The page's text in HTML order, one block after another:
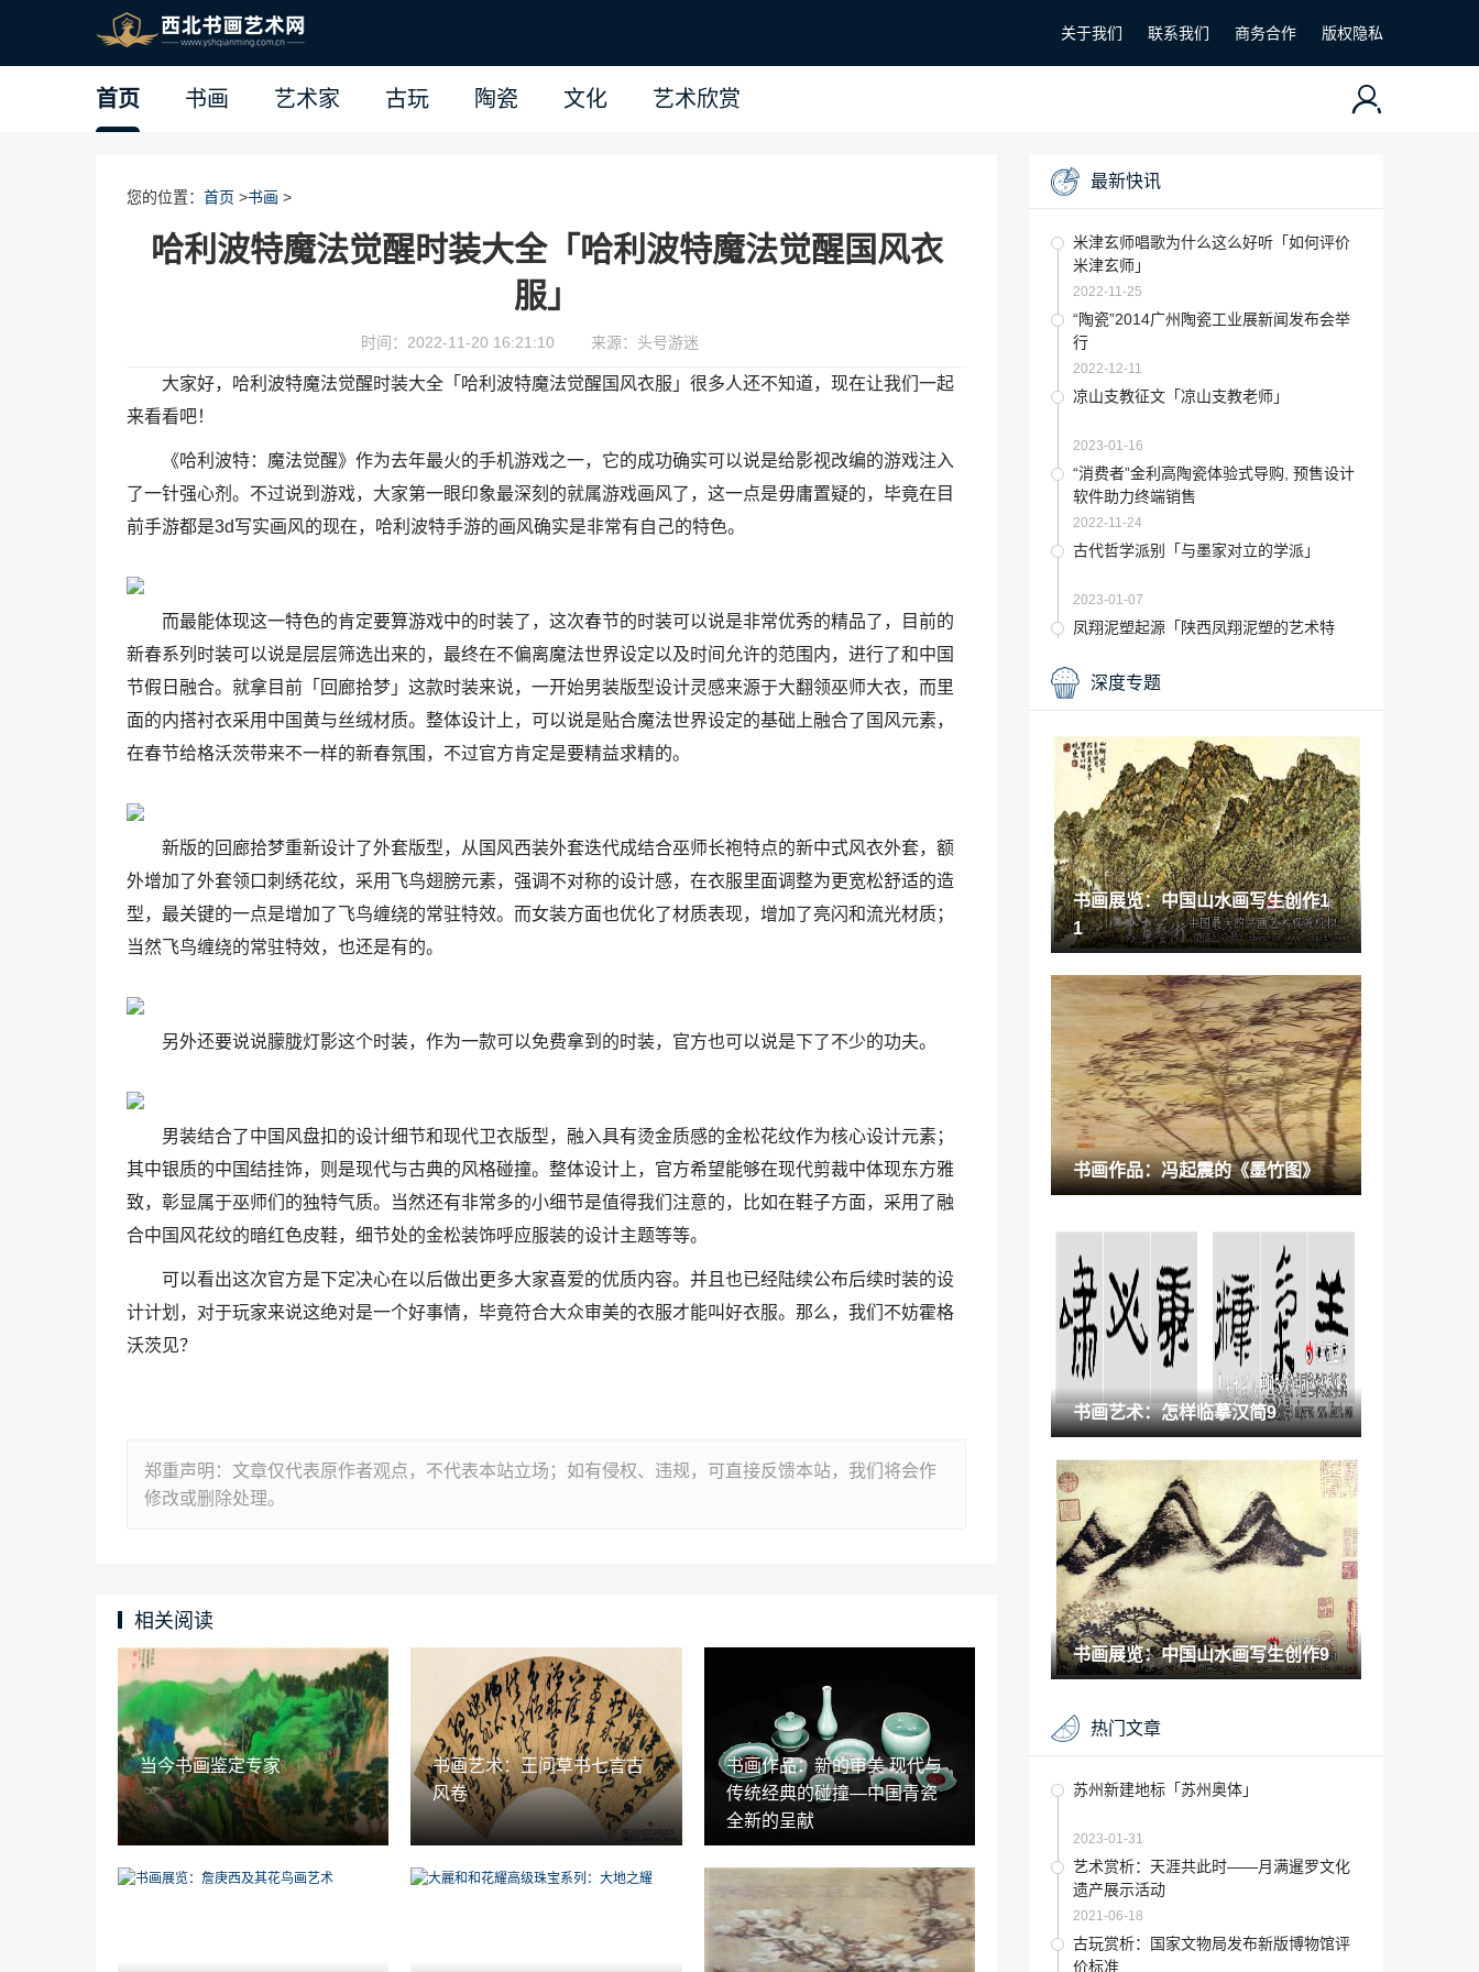
关于我们 联系我们 商务合作 版权隐私
首页 书画 艺术家 古玩 陶瓷 文化 艺术欣赏
您的位置： 首页 >书画 >
哈利波特魔法觉醒时装大全「哈利波特魔法觉醒国风衣
服」
时间：2022-11-20 16:21:10 来源：头号游迷
大家好，哈利波特魔法觉醒时装大全「哈利波特魔法觉醒国风衣服」很多人还不知道，现在让我们一起
来看看吧！
《哈利波特：魔法觉醒》作为去年最火的手机游戏之一，它的成功确实可以说是给影视改编的游戏注入
了一针强心剂。不过说到游戏，大家第一眼印象最深刻的就属游戏画风了，这一点是毋庸置疑的，毕竟在目
前手游都是3d写实画风的现在，哈利波特手游的画风确实是非常有自己的特色。
而最能体现这一特色的肯定要算游戏中的时装了，这次春节的时装可以说是非常优秀的精品了，目前的
新春系列时装可以说是层层筛选出来的，最终在不偏离魔法世界设定以及时间允许的范围内，进行了和中国
节假日融合。就拿目前「回廊拾梦」这款时装来说，一开始男装版型设计灵感来源于大翻领巫师大衣，而里
面的内搭衬衣采用中国黄与丝绒材质。整体设计上，可以说是贴合魔法世界设定的基础上融合了国风元素，
在春节给格沃茨带来不一样的新春氛围，不过官方肯定是要精益求精的。
新版的回廊拾梦重新设计了外套版型，从国风西装外套迭代成结合巫师长袍特点的新中式风衣外套，额
外增加了外套领口刺绣花纹，采用飞鸟翅膀元素，强调不对称的设计感，在衣服里面调整为更宽松舒适的造
型，最关键的一点是增加了飞鸟缠绕的常驻特效。而女装方面也优化了材质表现，增加了亮闪和流光材质；
当然飞鸟缠绕的常驻特效，也还是有的。
另外还要说说朦胧灯影这个时装，作为一款可以免费拿到的时装，官方也可以说是下了不少的功夫。
男装结合了中国风盘扣的设计细节和现代卫衣版型，融入具有烫金质感的金松花纹作为核心设计元素；
其中银质的中国结挂饰，则是现代与古典的风格碰撞。整体设计上，官方希望能够在现代剪裁中体现东方雅
致，彰显属于巫师们的独特气质。当然还有非常多的小细节是值得我们注意的，比如在鞋子方面，采用了融
合中国风花纹的暗红色皮鞋，细节处的金松装饰呼应服装的设计主题等等。
可以看出这次官方是下定决心在以后做出更多大家喜爱的优质内容。并且也已经陆续公布后续时装的设
计计划，对于玩家来说这绝对是一个好事情，毕竟符合大众审美的衣服才能叫好衣服。那么，我们不妨霍格
沃茨见？
郑重声明：文章仅代表原作者观点，不代表本站立场；如有侵权、违规，可直接反馈本站，我们将会作
修改或删除处理。
相关阅读
当今书画鉴定专家
书画艺术：王问草书七言古
风卷
书画作品：新的审美 现代与
传统经典的碰撞—中国青瓷
全新的呈献
最新快讯
米津玄师唱歌为什么这么好听「如何评价
米津玄师」
2022-11-25
“陶瓷”2014广州陶瓷工业展新闻发布会举
行
2022-12-11
凉山支教征文「凉山支教老师」
2023-01-16
“消费者”金利高陶瓷体验式导购, 预售设计
软件助力终端销售
2022-11-24
古代哲学派别「与墨家对立的学派」
2023-01-07
凤翔泥塑起源「陕西凤翔泥塑的艺术特
2022-11-27
2023-01-07
吃起来不甜含糖量高的水果「只要是甜的
都会发胖吗」
2022-12-14
“瓷砖”梦之家瓷砖镇雄旗舰店打造现代美
学典范
2023-09-14
国产民间恐怖游戏烟火「悬疑游戏烟火」
2023-01-23
鉴赏百科：连环画市场潜力大
2021-10-31
美术生集训经验「美术生集训如何快速提
高」
2023-01-05
“色彩”色色瓷砖专注陶瓷色彩的表达,做最
专业的色砖品牌
2021-11-23
黑红色彩设计灵感图「色彩与光的关系」
2022-12-10
“终端”全国终端活动持续上演，尽显宏陶
陶瓷品牌魅力
装修打造精致生活「探索理想社会」
2023-02-06
大渡口艺家人儿童艺术基地「美术作品展
览」
2022-12-07
“空间”鹰牌素奢·微水泥,探索质感与光感的
艺术平衡
2023-04-19
“薄板”薄士薄瓷品牌加盟优势解析
2022-11-01
一分钟演绎人生「艺术就是生活」
2023-01-13
“道格拉斯”道格拉斯工程俱乐部正式成
立，共创工程渠道共赢生态
深度专题
书画展览：中国山水画写生创作1
1
书画作品：冯起震的《墨竹图》
书画艺术：怎样临摹汉简9
书画展览：中国山水画写生创作9
热门文章
苏州新建地标「苏州奥体」
2023-01-31
艺术赏析：天涯共此时——月满暹罗文化
遗产展示活动
2021-06-18
古玩赏析：国家文物局发布新版博物馆评
价标准